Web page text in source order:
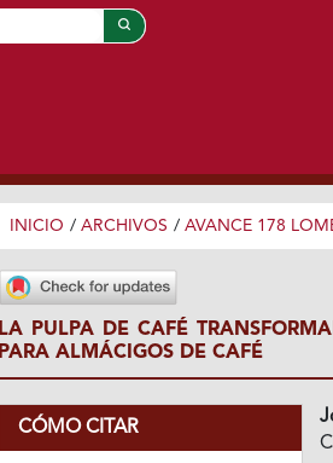
INICIO / ARCHIVOS / AVANCE 178
LA PULPA DE CAFÉ
PARA ALMÁCIGOS DE CAFÉ
CÓMO CITAR